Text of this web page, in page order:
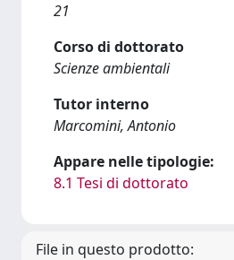
21
Corso di dottorato
Scienze ambientali
Tutor interno
Marcomini, Antonio
Appare nelle tipologie:
8.1 Tesi di dottorato
File in questo prodotto: